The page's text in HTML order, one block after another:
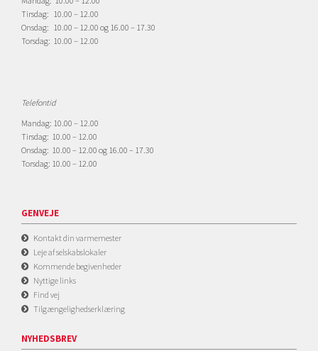
Tirsdag: 10.00 – 12.00
Onsdag: 10.00 – 12.00 og 16.00 – 17.30
Torsdag: 10.00 – 12.00
Telefontid
Mandag: 10.00 – 12.00
Tirsdag: 10.00 – 12.00
Onsdag: 10.00 – 12.00 og 16.00 – 17.30
Torsdag: 10.00 – 12.00
GENVEJE
Kontakt din varmemester
Leje af selskabslokaler
Kommende begivenheder
Nyttige links
Find vej
Tilgængelighedserklæring
NYHEDSBREV